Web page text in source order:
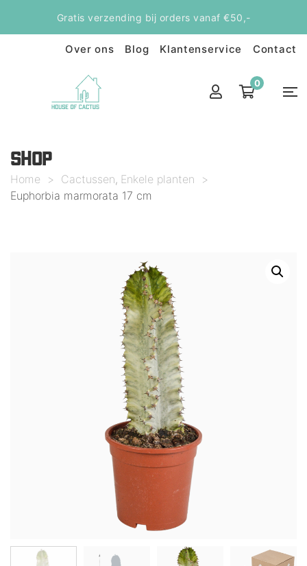
Gratis verzending bij orders vanaf €50,-
Over ons Blog Klantenservice Contact
0
SHOP
Home > Cactussen, Enkele planten
>
Euphorbia marmorata 17 cm